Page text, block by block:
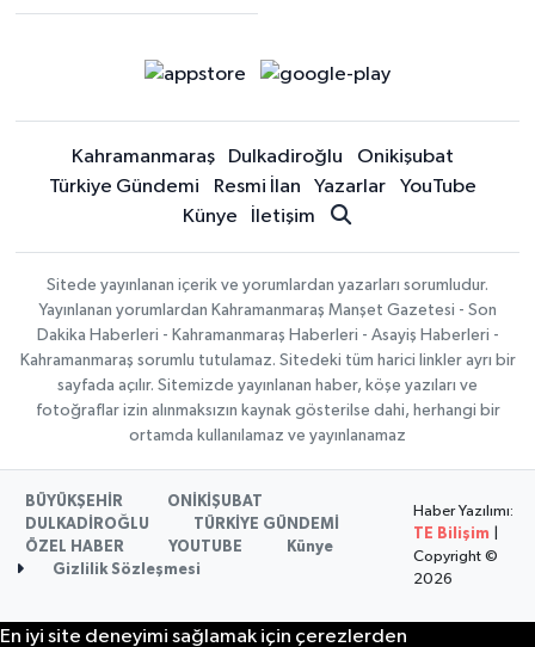
Kahramanmaraş Dulkadiroğlu
Onikişubat
Türkiye Gündemi
Resmi İlan Yazarlar
YouTube
Künye
İletişim
Sitede yayınlanan içerik ve yorumlardan yazarları sorumludur.
Yayınlanan yorumlardan Kahramanmaraş Manşet Gazetesi - Son
Dakika Haberleri - Kahramanmaraş Haberleri - Asayiş Haberleri -
Kahramanmaraş sorumlu tutulamaz. Sitedeki tüm harici linkler ayrı bir
sayfada açılır. Sitemizde yayınlanan haber, köşe yazıları ve
fotoğraflar izin alınmaksızın kaynak gösterilse dahi, herhangi bir
ortamda kullanılamaz ve yayınlanamaz
BÜYÜKŞEHİR
ONİKİŞUBAT
DULKADİROĞLU
TÜRKİYE GÜNDEMİ
ÖZEL HABER
YOUTUBE
Künye
Gizlilik Sözleşmesi
Haber Yazılımı:
TE Bilişim
Copyright ©
2026
En iyi site deneyimi sağlamak için çerezlerden